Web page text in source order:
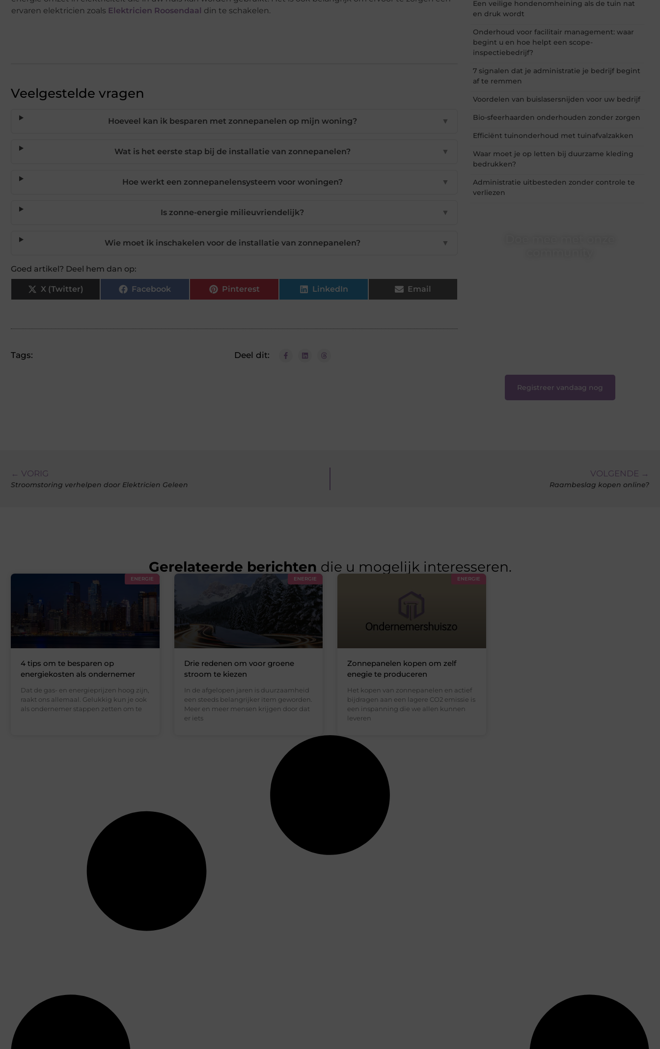
ervaren elektricien zoals Elektricien Roosendaal din te schakelen.
Veelgestelde vragen
Hoeveel kan ik besparen met zonnepanelen op mijn woning? ▼
Wat is het eerste stap bij de installatie van zonnepanelen? ▼
Hoe werkt een zonnepanelensysteem voor woningen? ▼
Is zonne-energie milieuvriendelijk? ▼
Wie moet ik inschakelen voor de installatie van zonnepanelen? ▼
Goed artikel? Deel hem dan op:
X (Twitter) Facebook Pinterest LinkedIn Email
Tags: Deel dit:
Een veilige hondenomheining als de tuin nat
en druk wordt
Onderhoud voor facilitair management: waar
begint u en hoe helpt een scope-
inspectiebedrijf?
7 signalen dat je administratie je bedrijf begint
af te remmen
Voordelen van buislasersnijden voor uw bedrijf
Bio-sfeerhaarden onderhouden zonder zorgen
Efficiënt tuinonderhoud met tuinafvalzakken
Waar moet je op letten bij duurzame kleding
bedrukken?
Administratie uitbesteden zonder controle te
verliezen
Registreer vandaag nog
← VORIG
Stroomstoring verhelpen door Elektricien Geleen
VOLGENDE →
Raambeslag kopen online?
Gerelateerde berichten die u mogelijk interesseren.
ENERGIE
4 tips om te besparen op
energiekosten als ondernemer
Dat de gas- en energieprijzen hoog zijn,
raakt ons allemaal. Gelukkig kun je ook
als ondernemer stappen zetten om te
ENERGIE
Drie redenen om voor groene
stroom te kiezen
In de afgelopen jaren is duurzaamheid
een steeds belangrijker item geworden.
Meer en meer mensen krijgen door dat
er iets
ENERGIE
Zonnepanelen kopen om zelf
enegie te produceren
Het kopen van zonnepanelen en actief
bijdragen aan een lagere CO2 emissie is
een inspanning die we allen kunnen
leveren